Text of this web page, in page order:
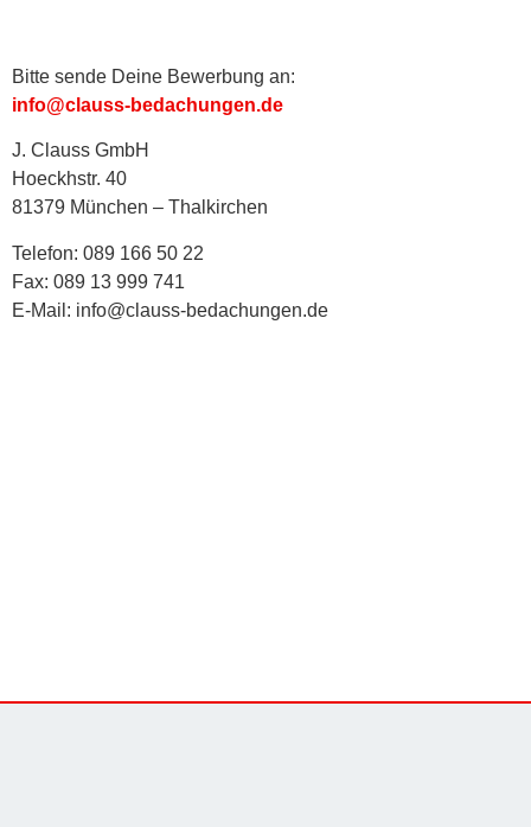
Bitte sende Deine Bewerbung an:
info@clauss-bedachungen.de
J. Clauss GmbH
Hoeckhstr. 40
81379 München – Thalkirchen
Telefon: 089 166 50 22
Fax: 089 13 999 741
E-Mail: info@clauss-bedachungen.de